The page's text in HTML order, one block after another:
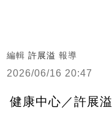
編輯 許展溢 報導
2026/06/16 20:47
健康中心／許展